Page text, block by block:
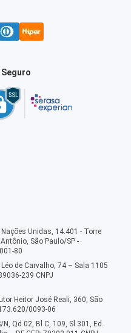
Unidas, 14.401 - Torre
São Paulo/SP -
80
de Carvalho, 74 – Sala 1105
239 CNPJ
Heitor José Reali, 360, São
0093-06
Qd 02, Bl C, 109, Sl 301, Ed.